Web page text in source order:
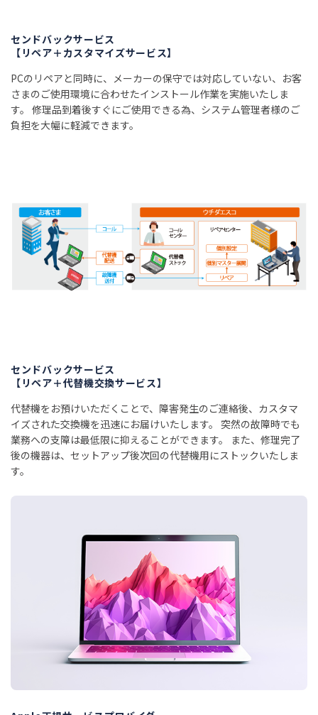
センドバックサービス
【リペア＋カスタマイズサービス】
PCのリペアと同時に、メーカーの保守では対応していない、お客
さまのご使用環境に合わせたインストール作業を実施いたしま
す。 修理品到着後すぐにご使用できる為、システム管理者様のご
負担を大幅に軽減できます。
センドバックサービス
【リペア＋代替機交換サービス】
代替機をお預けいただくことで、障害発生のご連絡後、カスタマ
イズされた交換機を迅速にお届けいたします。 突然の故障時でも
業務への支障は最低限に抑えることができます。 また、修理完了
後の機器は、セットアップ後次回の代替機用にストックいたしま
す。